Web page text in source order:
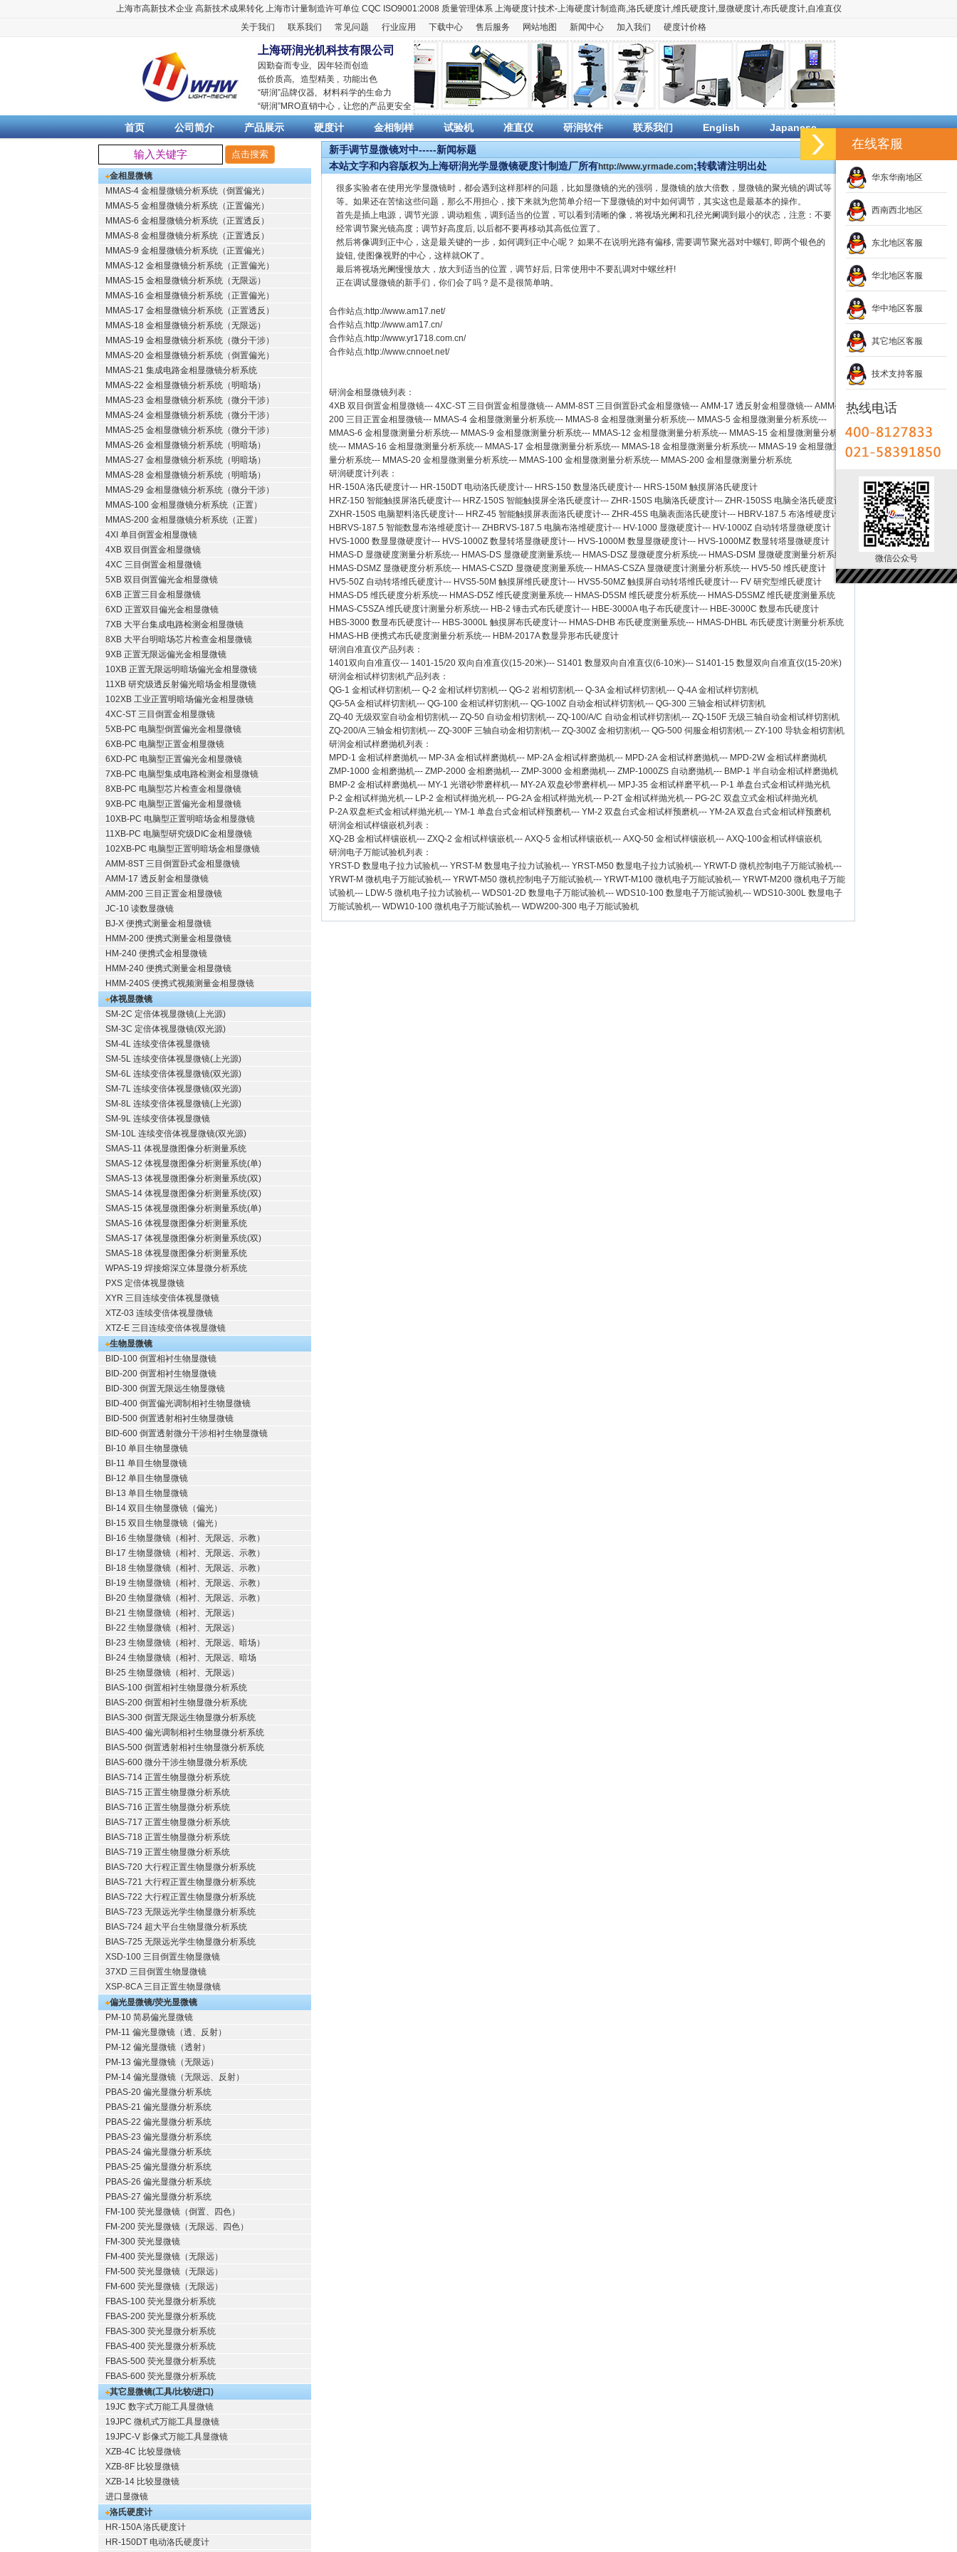
上海市高新技术企业 高新技术成果转化 上海市计量制造许可单位 CQC ISO9001:2008 质量管理体系 上海硬度计技术-上海硬度计制造商,洛氏硬度计,维氏硬度计,显微硬度计,布氏硬度计,自准直仪
关于我们
联系我们 常见问题 行业应用 下载中心 售后服务 网站地图 新闻中心 加入我们 硬度计价格
上海研润光机科技有限公司
因勤奋而专业, 因年轻而创造
低价质高, 造型精美 , 功能出色
“研润”品牌仪器, 材料科学的生命力
“研润”MRO直销中心，让您的产品更安全
首页 公司简介 产品展示 硬度计 金相制样 试验机 准直仪 研润软件 联系我们 English Japanese
金相显微镜
MMAS-4 金相显微镜分析系统（倒置偏光）
MMAS-5 金相显微镜分析系统（正置偏光）
MMAS-6 金相显微镜分析系统（正置透反）
MMAS-8 金相显微镜分析系统（正置透反）
MMAS-9 金相显微镜分析系统（正置偏光）
MMAS-12 金相显微镜分析系统（正置偏光）
MMAS-15 金相显微镜分析系统（无限远）
MMAS-16 金相显微镜分析系统（正置偏光）
MMAS-17 金相显微镜分析系统（正置透反）
MMAS-18 金相显微镜分析系统（无限远）
MMAS-19 金相显微镜分析系统（微分干涉）
MMAS-20 金相显微镜分析系统（倒置偏光）
MMAS-21 集成电路金相显微镜分析系统
MMAS-22 金相显微镜分析系统（明暗场）
MMAS-23 金相显微镜分析系统（微分干涉）
MMAS-24 金相显微镜分析系统（微分干涉）
MMAS-25 金相显微镜分析系统（微分干涉）
MMAS-26 金相显微镜分析系统（明暗场）
MMAS-27 金相显微镜分析系统（明暗场）
MMAS-28 金相显微镜分析系统（明暗场）
MMAS-29 金相显微镜分析系统（微分干涉）
MMAS-100 金相显微镜分析系统（正置）
MMAS-200 金相显微镜分析系统（正置）
4XI 单目倒置金相显微镜
4XB 双目倒置金相显微镜
4XC 三目倒置金相显微镜
5XB 双目倒置偏光金相显微镜
6XB 正置三目金相显微镜
6XD 正置双目偏光金相显微镜
7XB 大平台集成电路检测金相显微镜
8XB 大平台明暗场芯片检查金相显微镜
9XB 正置无限远偏光金相显微镜
10XB 正置无限远明暗场偏光金相显微镜
11XB 研究级透反射偏光暗场金相显微镜
102XB 工业正置明暗场偏光金相显微镜
4XC-ST 三目倒置金相显微镜
5XB-PC 电脑型倒置偏光金相显微镜
6XB-PC 电脑型正置金相显微镜
6XD-PC 电脑型正置偏光金相显微镜
7XB-PC 电脑型集成电路检测金相显微镜
8XB-PC 电脑型芯片检查金相显微镜
9XB-PC 电脑型正置偏光金相显微镜
10XB-PC 电脑型正置明暗场金相显微镜
11XB-PC 电脑型研究级DIC金相显微镜
102XB-PC 电脑型正置明暗场金相显微镜
AMM-8ST 三目倒置卧式金相显微镜
AMM-17 透反射金相显微镜
AMM-200 三目正置金相显微镜
JC-10 读数显微镜
BJ-X 便携式测量金相显微镜
HMM-200 便携式测量金相显微镜
HM-240 便携式金相显微镜
HMM-240 便携式测量金相显微镜
HMM-240S 便携式视频测量金相显微镜
体视显微镜
SM-2C 定倍体视显微镜(上光源)
SM-3C 定倍体视显微镜(双光源)
SM-4L 连续变倍体视显微镜
SM-5L 连续变倍体视显微镜(上光源)
SM-6L 连续变倍体视显微镜(双光源)
SM-7L 连续变倍体视显微镜(双光源)
SM-8L 连续变倍体视显微镜(上光源)
SM-9L 连续变倍体视显微镜
SM-10L 连续变倍体视显微镜(双光源)
SMAS-11 体视显微图像分析测量系统
SMAS-12 体视显微图像分析测量系统(单)
SMAS-13 体视显微图像分析测量系统(双)
SMAS-14 体视显微图像分析测量系统(双)
SMAS-15 体视显微图像分析测量系统(单)
SMAS-16 体视显微图像分析测量系统
SMAS-17 体视显微图像分析测量系统(双)
SMAS-18 体视显微图像分析测量系统
WPAS-19 焊接熔深立体显微分析系统
PXS 定倍体视显微镜
XYR 三目连续变倍体视显微镜
XTZ-03 连续变倍体视显微镜
XTZ-E 三目连续变倍体视显微镜
生物显微镜
BID-100 倒置相衬生物显微镜
BID-200 倒置相衬生物显微镜
BID-300 倒置无限远生物显微镜
BID-400 倒置偏光调制相衬生物显微镜
BID-500 倒置透射相衬生物显微镜
BID-600 倒置透射微分干涉相衬生物显微镜
BI-10 单目生物显微镜
BI-11 单目生物显微镜
BI-12 单目生物显微镜
BI-13 单目生物显微镜
BI-14 双目生物显微镜（偏光）
BI-15 双目生物显微镜（偏光）
BI-16 生物显微镜（相衬、无限远、示教）
BI-17 生物显微镜（相衬、无限远、示教）
BI-18 生物显微镜（相衬、无限远、示教）
BI-19 生物显微镜（相衬、无限远、示教）
BI-20 生物显微镜（相衬、无限远、示教）
BI-21 生物显微镜（相衬、无限远）
BI-22 生物显微镜（相衬、无限远）
BI-23 生物显微镜（相衬、无限远、暗场）
BI-24 生物显微镜（相衬、无限远、暗场
BI-25 生物显微镜（相衬、无限远）
BIAS-100 倒置相衬生物显微分析系统
BIAS-200 倒置相衬生物显微分析系统
BIAS-300 倒置无限远生物显微分析系统
BIAS-400 偏光调制相衬生物显微分析系统
BIAS-500 倒置透射相衬生物显微分析系统
BIAS-600 微分干涉生物显微分析系统
BIAS-714 正置生物显微分析系统
BIAS-715 正置生物显微分析系统
BIAS-716 正置生物显微分析系统
BIAS-717 正置生物显微分析系统
BIAS-718 正置生物显微分析系统
BIAS-719 正置生物显微分析系统
BIAS-720 大行程正置生物显微分析系统
BIAS-721 大行程正置生物显微分析系统
BIAS-722 大行程正置生物显微分析系统
BIAS-723 无限远光学生物显微分析系统
BIAS-724 超大平台生物显微分析系统
BIAS-725 无限远光学生物显微分析系统
XSD-100 三目倒置生物显微镜
37XD 三目倒置生物显微镜
XSP-8CA 三目正置生物显微镜
偏光显微镜/荧光显微镜
PM-10 简易偏光显微镜
PM-11 偏光显微镜（透、反射）
PM-12 偏光显微镜（透射）
PM-13 偏光显微镜（无限远）
PM-14 偏光显微镜（无限远、反射）
PBAS-20 偏光显微分析系统
PBAS-21 偏光显微分析系统
PBAS-22 偏光显微分析系统
PBAS-23 偏光显微分析系统
PBAS-24 偏光显微分析系统
PBAS-25 偏光显微分析系统
PBAS-26 偏光显微分析系统
PBAS-27 偏光显微分析系统
FM-100 荧光显微镜（倒置、四色）
FM-200 荧光显微镜（无限远、四色）
FM-300 荧光显微镜
FM-400 荧光显微镜（无限远）
FM-500 荧光显微镜（无限远）
FM-600 荧光显微镜（无限远）
FBAS-100 荧光显微分析系统
FBAS-200 荧光显微分析系统
FBAS-300 荧光显微分析系统
FBAS-400 荧光显微分析系统
FBAS-500 荧光显微分析系统
FBAS-600 荧光显微分析系统
其它显微镜(工具/比较/进口)
19JC 数字式万能工具显微镜
19JPC 微机式万能工具显微镜
19JPC-V 影像式万能工具显微镜
XZB-4C 比较显微镜
XZB-8F 比较显微镜
XZB-14 比较显微镜
进口显微镜
洛氏硬度计
HR-150A 洛氏硬度计
HR-150DT 电动洛氏硬度计
新手调节显微镜对中-----新闻标题
本站文字和内容版权为上海研润光学显微镜硬度计制造厂所有http://www.yrmade.com;转载请注明出处
很多实验者在使用光学显微镜时，都会遇到这样那样的问题，比如显微镜的光的强弱，显微镜的放大倍数，显微镜的聚光镜的调试等
等。如果还在苦恼这些问题，那么不用担心，接下来就为您简单介绍一下显微镜的对中如何调节，其实这也是最基本的操作。
首先是插上电源，调节光源，调动粗焦，调到适当的位置，可以看到清晰的像，将视场光阑和孔径光阑调到最小的状态，注意：不要
经常调节聚光镜高度；调节好高度后, 以后都不要再移动其高低位置了。
然后将像调到正中心，这是最关键的一步，如何调到正中心呢？ 如果不在说明光路有偏移, 需要调节聚光器对中螺钉, 即两个银色的
旋钮, 使图像视野的中心，这样就OK了。
最后将视场光阑慢慢放大，放大到适当的位置，调节好后, 日常使用中不要乱调对中螺丝杆!
正在调试显微镜的新手们，你们会了吗？是不是很简单呐。
合作站点:http://www.am17.net/
合作站点:http://www.am17.cn/
合作站点:http://www.yr1718.com.cn/
合作站点:http://www.cnnoet.net/
研润金相显微镜列表：
4XB 双目倒置金相显微镜--- 4XC-ST 三目倒置金相显微镜--- AMM-8ST 三目倒置卧式金相显微镜--- AMM-17 透反射金相显微镜--- AMM-
200 三目正置金相显微镜--- MMAS-4 金相显微测量分析系统--- MMAS-8 金相显微测量分析系统--- MMAS-5 金相显微测量分析系统---
MMAS-6 金相显微测量分析系统--- MMAS-9 金相显微测量分析系统--- MMAS-12 金相显微测量分析系统--- MMAS-15 金相显微测量分析系
统--- MMAS-16 金相显微测量分析系统--- MMAS-17 金相显微测量分析系统--- MMAS-18 金相显微测量分析系统--- MMAS-19 金相显微测
量分析系统--- MMAS-20 金相显微测量分析系统--- MMAS-100 金相显微测量分析系统--- MMAS-200 金相显微测量分析系统
研润硬度计列表：
HR-150A 洛氏硬度计--- HR-150DT 电动洛氏硬度计--- HRS-150 数显洛氏硬度计--- HRS-150M 触摸屏洛氏硬度计
HRZ-150 智能触摸屏洛氏硬度计--- HRZ-150S 智能触摸屏全洛氏硬度计--- ZHR-150S 电脑洛氏硬度计--- ZHR-150SS 电脑全洛氏硬度计
ZXHR-150S 电脑塑料洛氏硬度计--- HRZ-45 智能触摸屏表面洛氏硬度计--- ZHR-45S 电脑表面洛氏硬度计--- HBRV-187.5 布洛维硬度计
HBRVS-187.5 智能数显布洛维硬度计--- ZHBRVS-187.5 电脑布洛维硬度计--- HV-1000 显微硬度计--- HV-1000Z 自动转塔显微硬度计
HVS-1000 数显显微硬度计--- HVS-1000Z 数显转塔显微硬度计--- HVS-1000M 数显显微硬度计--- HVS-1000MZ 数显转塔显微硬度计
HMAS-D 显微硬度测量分析系统--- HMAS-DS 显微硬度测量系统--- HMAS-DSZ 显微硬度分析系统--- HMAS-DSM 显微硬度测量分析系统
HMAS-DSMZ 显微硬度分析系统--- HMAS-CSZD 显微硬度测量系统--- HMAS-CSZA 显微硬度计测量分析系统--- HV5-50 维氏硬度计
HV5-50Z 自动转塔维氏硬度计--- HVS5-50M 触摸屏维氏硬度计--- HVS5-50MZ 触摸屏自动转塔维氏硬度计--- FV 研究型维氏硬度计
HMAS-D5 维氏硬度分析系统--- HMAS-D5Z 维氏硬度测量系统--- HMAS-D5SM 维氏硬度分析系统--- HMAS-D5SMZ 维氏硬度测量系统
HMAS-C5SZA 维氏硬度计测量分析系统--- HB-2 锤击式布氏硬度计--- HBE-3000A 电子布氏硬度计--- HBE-3000C 数显布氏硬度计
HBS-3000 数显布氏硬度计--- HBS-3000L 触摸屏布氏硬度计--- HMAS-DHB 布氏硬度测量系统--- HMAS-DHBL 布氏硬度计测量分析系统
HMAS-HB 便携式布氏硬度测量分析系统--- HBM-2017A 数显异形布氏硬度计
研润自准直仪产品列表：
1401双向自准直仪--- 1401-15/20 双向自准直仪(15-20米)--- S1401 数显双向自准直仪(6-10米)--- S1401-15 数显双向自准直仪(15-20米)
研润金相试样切割机产品列表：
QG-1 金相试样切割机--- Q-2 金相试样切割机--- QG-2 岩相切割机--- Q-3A 金相试样切割机--- Q-4A 金相试样切割机
QG-5A 金相试样切割机--- QG-100 金相试样切割机--- QG-100Z 自动金相试样切割机--- QG-300 三轴金相试样切割机
ZQ-40 无级双室自动金相切割机--- ZQ-50 自动金相切割机--- ZQ-100/A/C 自动金相试样切割机--- ZQ-150F 无级三轴自动金相试样切割机
ZQ-200/A 三轴金相切割机--- ZQ-300F 三轴自动金相切割机--- ZQ-300Z 金相切割机--- QG-500 伺服金相切割机--- ZY-100 导轨金相切割机
研润金相试样磨抛机列表：
MPD-1 金相试样磨抛机--- MP-3A 金相试样磨抛机--- MP-2A 金相试样磨抛机--- MPD-2A 金相试样磨抛机--- MPD-2W 金相试样磨抛机
ZMP-1000 金相磨抛机--- ZMP-2000 金相磨抛机--- ZMP-3000 金相磨抛机--- ZMP-1000ZS 自动磨抛机--- BMP-1 半自动金相试样磨抛机
BMP-2 金相试样磨抛机--- MY-1 光谱砂带磨样机--- MY-2A 双盘砂带磨样机--- MPJ-35 金相试样磨平机--- P-1 单盘台式金相试样抛光机
P-2 金相试样抛光机--- LP-2 金相试样抛光机--- PG-2A 金相试样抛光机--- P-2T 金相试样抛光机--- PG-2C 双盘立式金相试样抛光机
P-2A 双盘柜式金相试样抛光机--- YM-1 单盘台式金相试样预磨机--- YM-2 双盘台式金相试样预磨机--- YM-2A 双盘台式金相试样预磨机
研润金相试样镶嵌机列表：
XQ-2B 金相试样镶嵌机--- ZXQ-2 金相试样镶嵌机--- AXQ-5 金相试样镶嵌机--- AXQ-50 金相试样镶嵌机--- AXQ-100金相试样镶嵌机
研润电子万能试验机列表：
YRST-D 数显电子拉力试验机--- YRST-M 数显电子拉力试验机--- YRST-M50 数显电子拉力试验机--- YRWT-D 微机控制电子万能试验机---
YRWT-M 微机电子万能试验机--- YRWT-M50 微机控制电子万能试验机--- YRWT-M100 微机电子万能试验机--- YRWT-M200 微机电子万能
试验机--- LDW-5 微机电子拉力试验机--- WDS01-2D 数显电子万能试验机--- WDS10-100 数显电子万能试验机--- WDS10-300L 数显电子
万能试验机--- WDW10-100 微机电子万能试验机--- WDW200-300 电子万能试验机
在线客服
华东华南地区
西南西北地区
东北地区客服
华北地区客服
华中地区客服
其它地区客服
技术支持客服
热线电话
微信公众号